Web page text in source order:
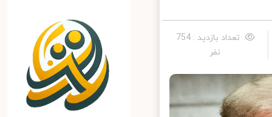
تعداد بازدید : 754
نفر